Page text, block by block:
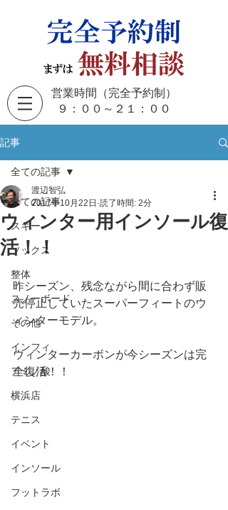
営業時間（完全予約制）
​９：００～２１：００
記事
全ての記事
スキー
ソックス
整体
スノーボード
その他
インフィ
アミノ酸
横浜店
テニス
イベント
インソール
フットラボ
全ての記事
ウィンター用インソール復
活！！
渡辺智弘
2017年10月22日 読了時間: 2分
昨シーズン、残念ながら間に合わず販
売停止していたスーパーフィートのウ
ィンターモデル。
ウィンターカーボンが今シーズンは完
全復活！！